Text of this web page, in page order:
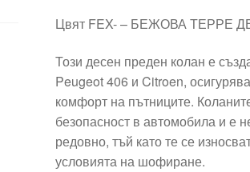
Цвят FEX- – БЕЖОВА ТЕРРЕ
Този десен преден колан е
Peugeot 406 и Citroen,
комфорт на пътниците.
безопасност в автомобила и е
редовно, тъй като те се
условията на шофиране.